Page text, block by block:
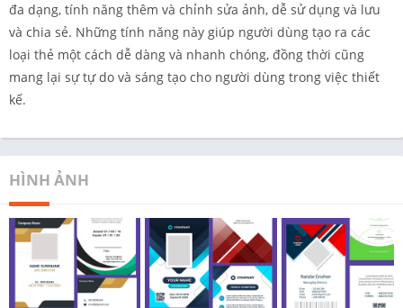
đa dạng, tính năng thêm và chỉnh sửa ảnh, dễ sử dụng và lưu
và chia sẻ. Những tính năng này giúp người dùng tạo ra các
loại thẻ một cách dễ dàng và nhanh chóng, đồng thời cũng
mang lại sự tự do và sáng tạo cho người dùng trong việc thiết
kế.
HÌNH ẢNH